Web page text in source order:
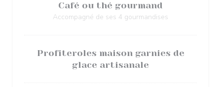
Café ou thé gourmand
Accompagné de ses 4 gourmandises
Profiteroles maison garnies de
glace artisanale